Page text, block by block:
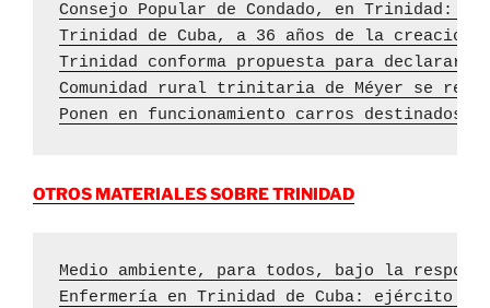
Consejo Popular de Condado, en Trinidad:
Trinidad de Cuba, a 36 años de la creación
Trinidad conforma propuesta para declarar a
Comunidad rural trinitaria de Méyer se
Ponen en funcionamiento carros
OTROS MATERIALES SOBRE TRINIDAD
Medio ambiente, para todos, bajo la
Enfermería en Trinidad de Cuba: ejército